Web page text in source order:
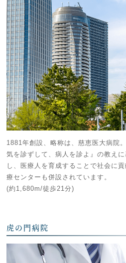
1881年創設、略称は、慈恵医大病院
気を診ずして、病人を診よ』の教え
し、医療人を育成することで社会に
療センターも併設されています。
(約1,680m/徒歩21分)
虎の門病院